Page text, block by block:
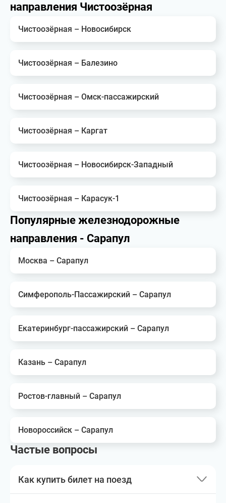
направления Чистоозёрная
Чистоозёрная – Новосибирск
Чистоозёрная – Балезино
Чистоозёрная – Омск-пассажирский
Чистоозёрная – Каргат
Чистоозёрная – Новосибирск-Западный
Чистоозёрная – Карасук-1
Популярные железнодорожные
направления - Сарапул
Москва – Сарапул
Симферополь-Пассажирский – Сарапул
Екатеринбург-пассажирский – Сарапул
Казань – Сарапул
Ростов-главный – Сарапул
Новороссийск – Сарапул
Частые вопросы
Как купить билет на поезд